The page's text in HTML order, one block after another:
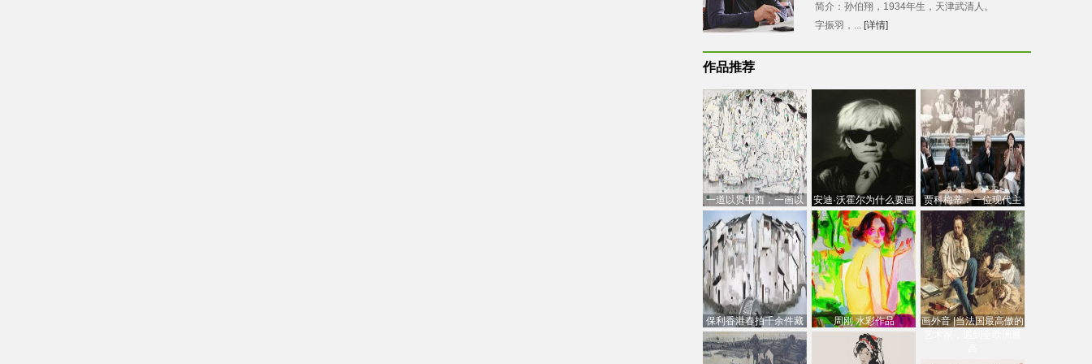
简介：孙伯翔，1934年生，天津武清人。
字振羽，... [详情]
作品推荐
一道以贯中西，一画以
通古今：吴冠中的绘画
创
安迪·沃霍尔为什么要画
芭比
贾科梅蒂：一位现代主
义的“当代”艺术家
保利香港春拍千余件藏
品估价逾7亿港元，吴冠
中
周刚 水彩作品
画外音 |当法国最高傲的